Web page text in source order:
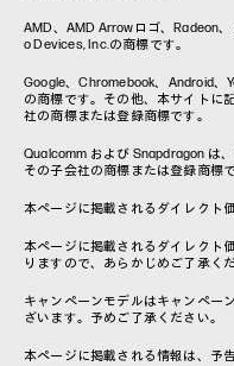
AMD、AMD Arrowロゴ、Radeon
o Devices, Inc.の商標です。
Google、Chromebook、Android、
の商標です。その他、本サイトに
社の商標または登録商標です。
Qualcomm および Snapdragon は
その子会社の商標または登録商標で
本ページに掲載されるダイレクト
本ページに掲載されるダイレクト
りますので、あらかじめご了承くだ
キャンペーンモデルはキャンペー
ざいます。予めご了承ください。
本ページに掲載される情報は、予